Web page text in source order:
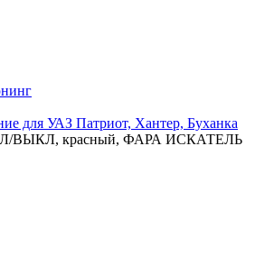
для УАЗ Патриот, Хантер, Буханка
ВЫКЛ, красный, ФАРА ИСКАТЕЛЬ